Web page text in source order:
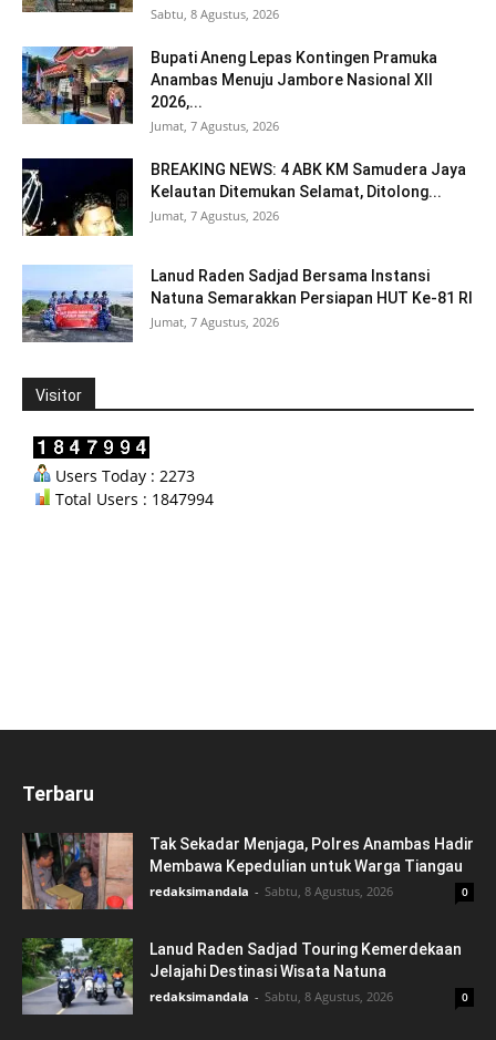
Sabtu, 8 Agustus, 2026
Bupati Aneng Lepas Kontingen Pramuka
Anambas Menuju Jambore Nasional XII
2026,...
Jumat, 7 Agustus, 2026
BREAKING NEWS: 4 ABK KM Samudera Jaya
Kelautan Ditemukan Selamat, Ditolong...
Jumat, 7 Agustus, 2026
Lanud Raden Sadjad Bersama Instansi
Natuna Semarakkan Persiapan HUT Ke-81 RI
Jumat, 7 Agustus, 2026
Visitor
Users Today : 2273
Total Users : 1847994
Terbaru
Tak Sekadar Menjaga, Polres Anambas Hadir
Membawa Kepedulian untuk Warga Tiangau
redaksimandala - Sabtu, 8 Agustus, 2026 0
Lanud Raden Sadjad Touring Kemerdekaan
Jelajahi Destinasi Wisata Natuna
redaksimandala - Sabtu, 8 Agustus, 2026 0